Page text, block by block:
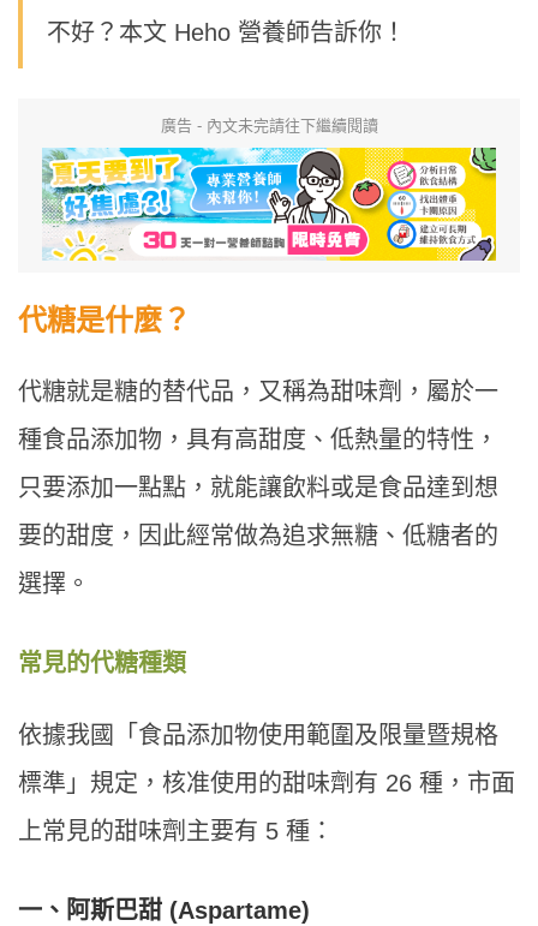
不好？本文 Heho 營養師告訴你！
廣告 - 內文未完請往下繼續閱讀
代糖是什麼？
代糖就是糖的替代品，又稱為甜味劑，屬於一
種食品添加物，具有高甜度、低熱量的特性，
只要添加一點點，就能讓飲料或是食品達到想
要的甜度，因此經常做為追求無糖、低糖者的
選擇。
常見的代糖種類
依據我國「食品添加物使用範圍及限量暨規格
標準」規定，核准使用的甜味劑有 26 種，市面
上常見的甜味劑主要有 5 種：
一、 阿斯巴甜 (Aspartame)